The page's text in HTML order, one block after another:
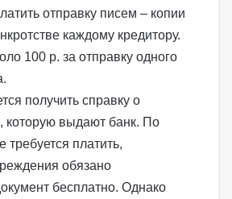
отправку писем – копии
каждому кредитору.
100 р. за отправку одного
получить справку о
которую выдают банк. По
требуется платить,
обязано
бесплатно. Однако